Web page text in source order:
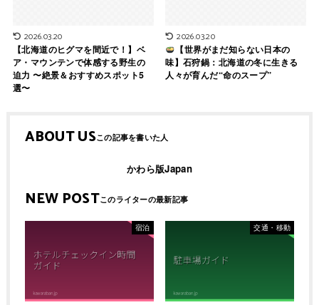
2026.03.20
【北海道のヒグマを間近で！】ベ
ア・マウンテンで体感する野生の
迫力 〜絶景＆おすすめスポット5
選〜
2026.03.20
【世界がまだ知らない日本の
味】石狩鍋：北海道の冬に生きる
人々が育んだ“命のスープ”
ABOUT US
かわら版Japan
NEW POST
宿泊 交通・移動